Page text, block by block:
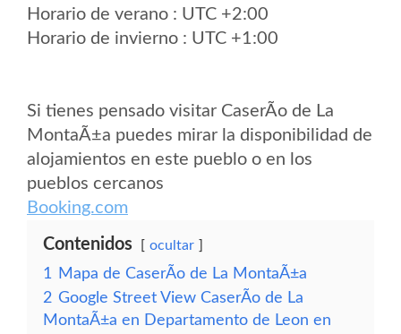
Horario de verano : UTC +2:00
Horario de invierno : UTC +1:00
Si tienes pensado visitar CaserÃ­o de La
MontaÃ±a puedes mirar la disponibilidad de
alojamientos en este pueblo o en los
pueblos cercanos
Booking.com
Contenidos ocultar
1
Mapa de CaserÃ­o de La MontaÃ±a
2 Google Street View CaserÃ­o de La
MontaÃ±a en Departamento de Leon en